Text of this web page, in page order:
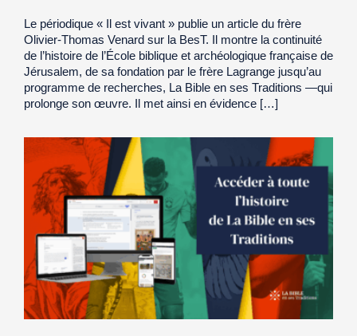
Le périodique « Il est vivant » publie un article du frère
Olivier-Thomas Venard sur la BesT. Il montre la continuité
de l’histoire de l’École biblique et archéologique française de
Jérusalem, de sa fondation par le frère Lagrange jusqu’au
programme de recherches, La Bible en ses Traditions —qui
prolonge son œuvre. Il met ainsi en évidence […]